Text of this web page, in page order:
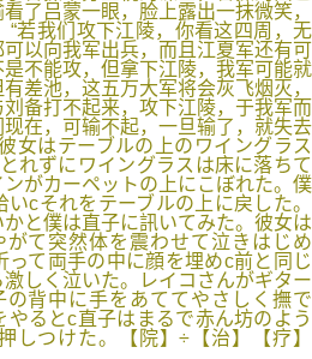
吕蒙一眼，脸上露出一抹微笑，
若我们攻下江陵，你看这四周，无
以向我军出兵，而且江夏军还有可
不能攻，但拿下江陵，我军可能就
差池，这五万大军将会灰飞烟灭，
备打不起来，攻下江陵，于我军而
在，可输不起，一旦输了，就失去
女はテーブルの上のワイングラス
れずにワイングラスは床に落ちて
がカーペットの上にこぼれた。僕
cそれをテーブルの上に戻した。
と僕は直子に訊いてみた。彼女は
がて突然体を震わせて泣きはじめ
て両手の中に顔を埋めc前と同じ
しく泣いた。レイコさんがギター
背中に手をあててやさしく撫で
るとc直子はまるで赤ん坊のよう
しつけた。【院】÷【治】【疗】